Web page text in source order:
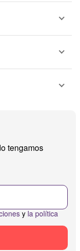
tengamos
y la política